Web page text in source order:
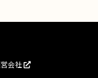
会社